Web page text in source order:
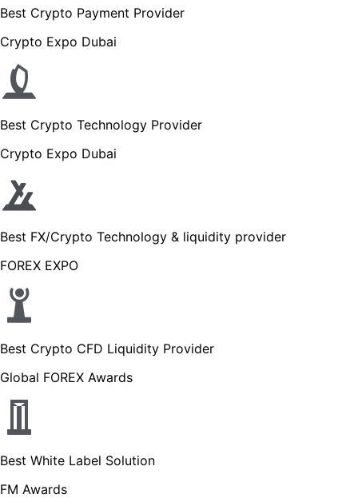
Best Crypto Payment Provider
Crypto Expo Dubai
Best Crypto Technology Provider
Crypto Expo Dubai
Best FX/Crypto Technology & liquidity provider
FOREX EXPO
Best Crypto CFD Liquidity Provider
Global FOREX Awards
Best White Label Solution
FM Awards